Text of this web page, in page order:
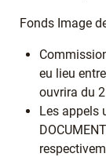
Fonds Image
eu lieu
ouvrira du
Les appels